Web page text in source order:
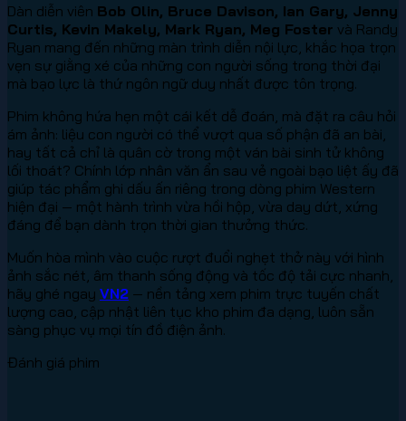
Dàn diễn viên Bob Olin, Bruce Davison, Ian Gary, Jenny
Curtis, Kevin Makely, Mark Ryan, Meg Foster và Randy
Ryan mang đến những màn trình diễn nội lực, khắc họa trọn
vẹn sự giằng xé của những con người sống trong thời đại
mà bạo lực là thứ ngôn ngữ duy nhất được tôn trọng.
Phim không hứa hẹn một cái kết dễ đoán, mà đặt ra câu hỏi
ám ảnh: liệu con người có thể vượt qua số phận đã an bài,
hay tất cả chỉ là quân cờ trong một ván bài sinh tử không
lối thoát? Chính lớp nhân văn ẩn sau vẻ ngoài bạo liệt ấy đã
giúp tác phẩm ghi dấu ấn riêng trong dòng phim Western
hiện đại — một hành trình vừa hồi hộp, vừa day dứt, xứng
đáng để bạn dành trọn thời gian thưởng thức.
Muốn hòa mình vào cuộc rượt đuổi nghẹt thở này với hình
ảnh sắc nét, âm thanh sống động và tốc độ tải cực nhanh,
hãy ghé ngay VN2 — nền tảng xem phim trực tuyến chất
lượng cao, cập nhật liên tục kho phim đa dạng, luôn sẵn
sàng phục vụ mọi tín đồ điện ảnh.
Đánh giá phim